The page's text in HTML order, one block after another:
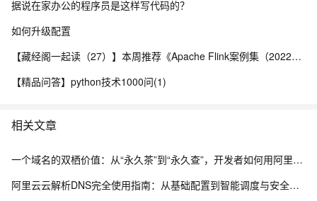
据说在家办公的程序员是这样写代码的？
如何升级配置
【藏经阁一起读（27）】本周推荐《Apache Flink案例集（2022版）》，你有哪些心得？
【精品问答】python技术1000问(1)
相关文章
一个域名的双栖价值：从“永久茶”到“永久查”，开发者如何用阿里云为品牌托底
阿里云云解析DNS完全使用指南：从基础配置到智能调度与安全防护